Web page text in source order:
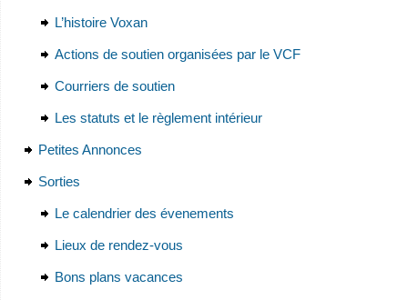
L’histoire Voxan
Actions de soutien organisées par le VCF
Courriers de soutien
Les statuts et le règlement intérieur
Petites Annonces
Sorties
Le calendrier des évenements
Lieux de rendez-vous
Bons plans vacances